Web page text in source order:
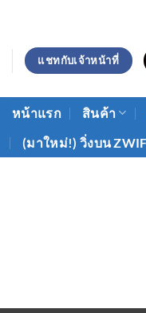
ยัง
เนื้อหา
แชทกับเจ้าหน้าที่
หน้าแรก สินค้า
(มาใหม่!) วิ่งบน